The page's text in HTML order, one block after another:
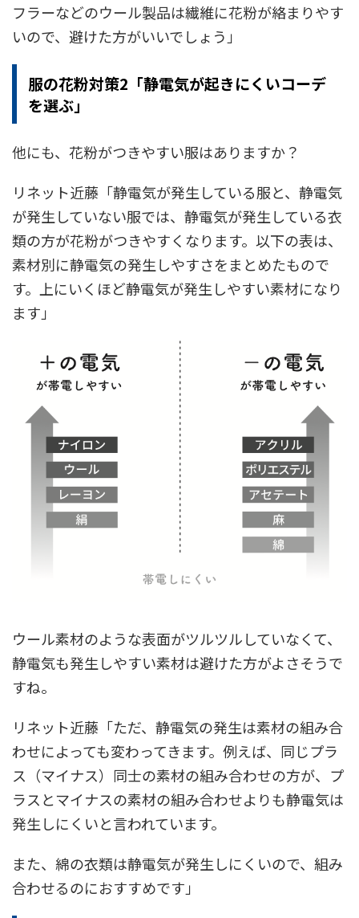
フラーなどのウール製品は繊維に花粉が絡まりやす
いので、避けた方がいいでしょう」
服の花粉対策2「静電気が起きにくいコーデ
を選ぶ」
他にも、花粉がつきやすい服はありますか？
リネット近藤「静電気が発生している服と、静電気
が発生していない服では、静電気が発生している衣
類の方が花粉がつきやすくなります。以下の表は、
素材別に静電気の発生しやすさをまとめたもので
す。上にいくほど静電気が発生しやすい素材になり
ます」
ウール素材のような表面がツルツルしていなくて、
静電気も発生しやすい素材は避けた方がよさそうで
すね。
リネット近藤「ただ、静電気の発生は素材の組み合
わせによっても変わってきます。例えば、同じプラ
ス（マイナス）同士の素材の組み合わせの方が、プ
ラスとマイナスの素材の組み合わせよりも静電気は
発生しにくいと言われています。
また、綿の衣類は静電気が発生しにくいので、組み
合わせるのにおすすめです」